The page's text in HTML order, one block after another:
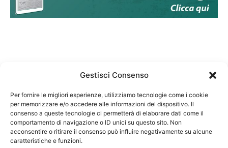
Gestisci Consenso
Per fornire le migliori esperienze, utilizziamo tecnologie come i cookie
per memorizzare e/o accedere alle informazioni del dispositivo. Il
consenso a queste tecnologie ci permetterà di elaborare dati come il
comportamento di navigazione o ID unici su questo sito. Non
acconsentire o ritirare il consenso può influire negativamente su alcune
caratteristiche e funzioni.
Federazione Nazionale Degli Ordini dei Biologi:
codice fiscale 80069130583
Responsabile sito internet www.fnob.it: